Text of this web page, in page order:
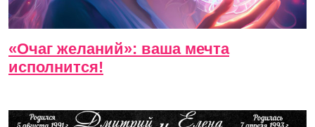
«Очаг желаний»: ваша мечта
исполнится!